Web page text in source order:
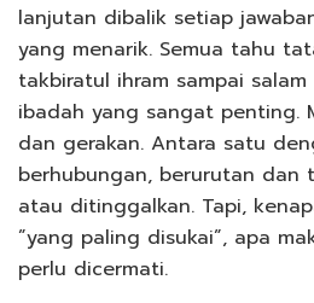
lanjutan dibalik setiap
yang menarik. Semua tahu
takbiratul ihram sampai
ibadah yang sangat penting.
dan gerakan. Antara satu
berhubungan, berurutan dan
atau ditinggalkan. Tapi,
”yang paling disukai”, apa
perlu dicermati.